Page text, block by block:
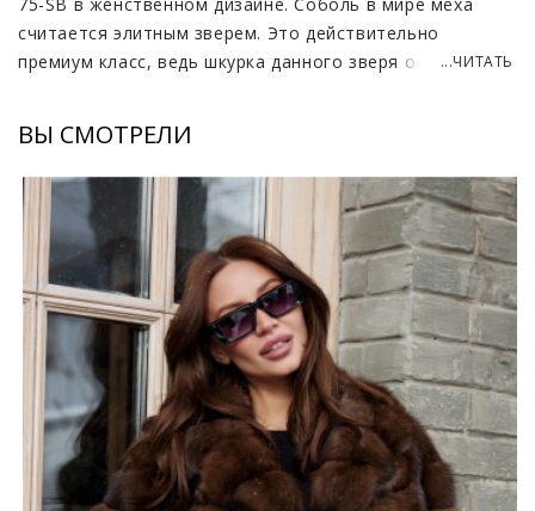
считается элитным зверем. Это действительно
премиум класс, ведь шкурка данного зверя обладает
она прослужит вам не менее 10 лет. Дизайн шубы -
классический. Красивый темно-коричневый цвет меха.
Изделие сшито из кусочков шкурок в нахлест,
создавая интересный геометрический узор. Имеется
воротник, классическая английская отложенная
стойка.
Длина шубы из соболя ниже бедра, 70-75 см.
Представлен широкий размерный ряд от 42 до 50.Такая
шуба станет настоящей находкой любого гардероба.
Классика никогда не выходит из моды и прекрасно
сочетается с современным стилем одежды. Короткая
шуба из соболя - настоящий мастхев модницы.
...ЧИТАТЬ
ВЫ СМОТРЕЛИ